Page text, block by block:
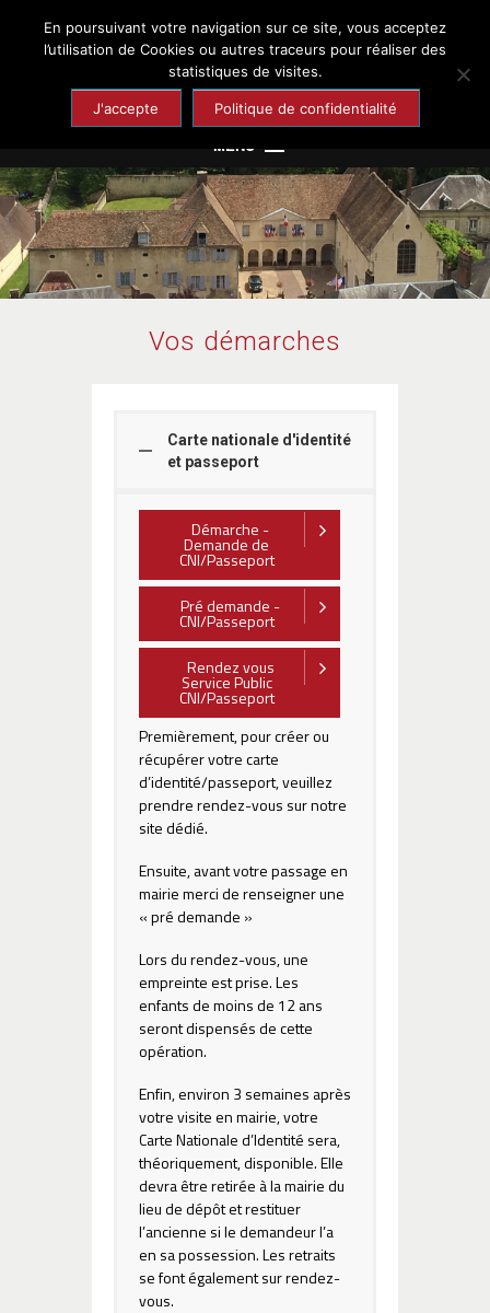
Chaumont-en-Vexin
Site officiel de la ville
MENU
Mairie
Cadre de vie
Enfance et Jeunesse
Tourisme et Patrimoine
Vos démarches
Carte nationale d'identité
et passeport
Démarche -
Demande de
CNI/Passeport
Pré demande -
CNI/Passeport
Rendez vous
Service Public
CNI/Passeport
Premièrement, pour créer ou
récupérer votre carte
d’identité/passeport, veuillez
prendre rendez-vous sur notre
site dédié.
Ensuite, avant votre passage en
mairie merci de renseigner une
«pré demande »
Lors du rendez-vous, une
empreinte est prise. Les
enfants de moins de 12 ans
seront dispensés de cette
opération.
Enfin, environ 3 semaines après
votre visite en mairie, votre
Carte Nationale d’Identité sera,
théoriquement, disponible. Elle
devra être retirée à la mairie du
lieu de dépôt et restituer
l’ancienne si le demandeur l’a
en sa possession. Les retraits
se font également sur rendez-
vous.
En poursuivant votre navigation sur ce site, vous acceptez
l’utilisation de Cookies ou autres traceurs pour réaliser des
statistiques de visites.
J'accepte Politique de confidentialité